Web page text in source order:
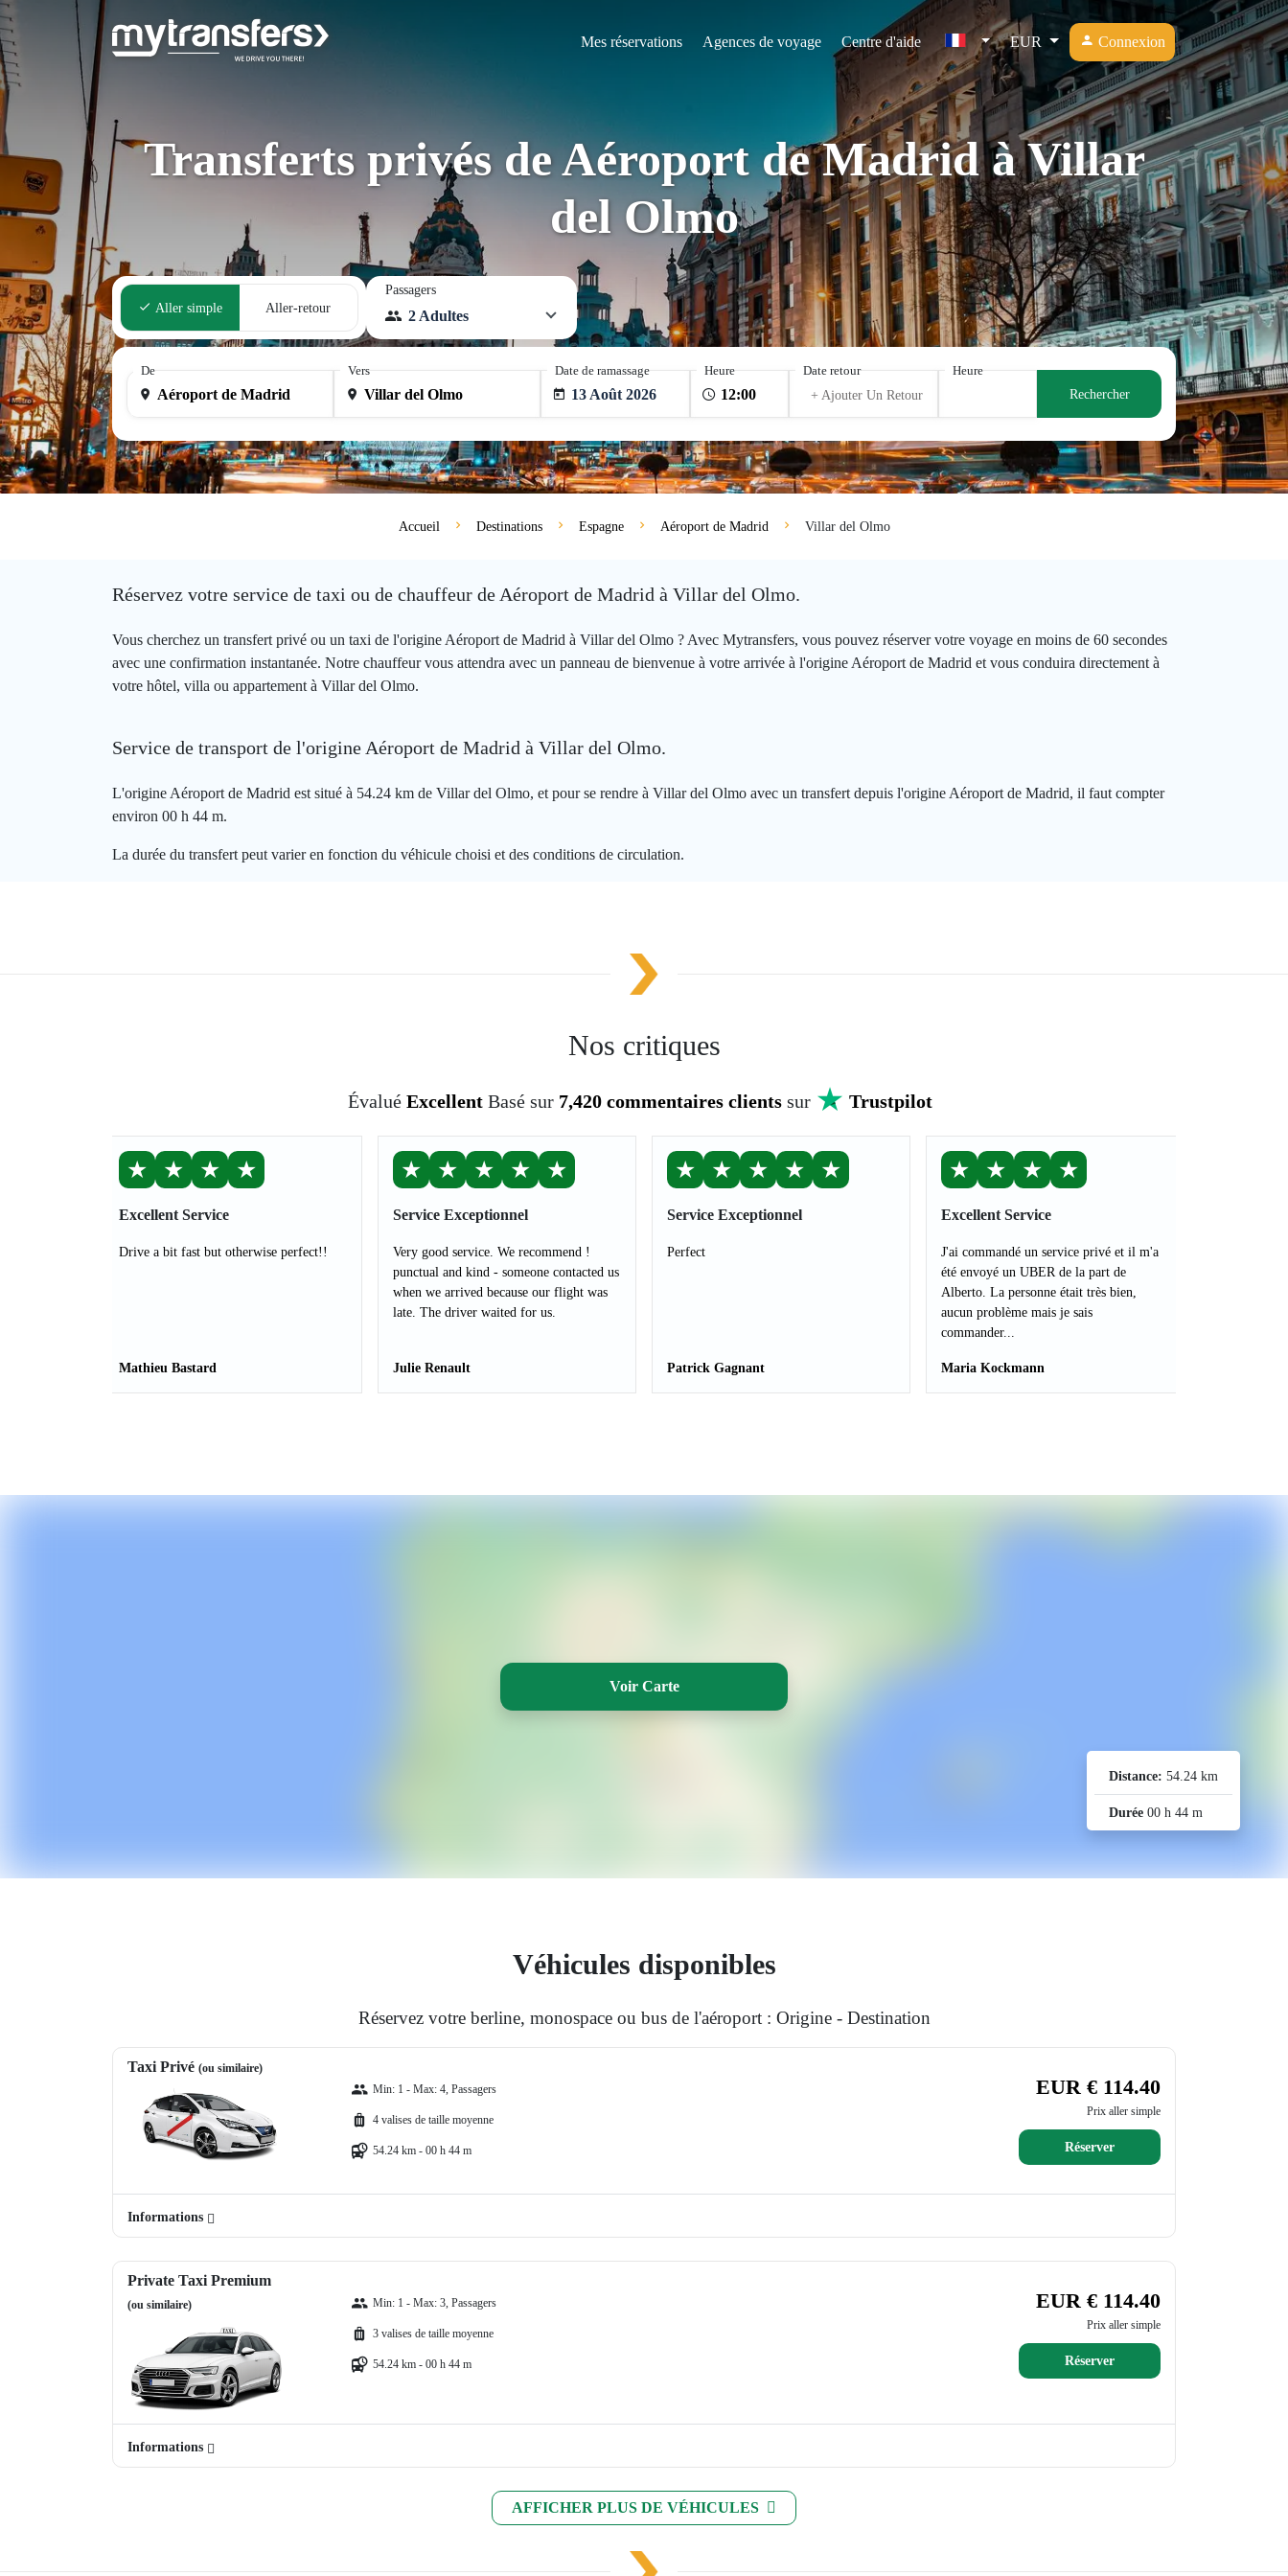
Mes réservations Agences de voyage Centre d'aide EUR Connexion
Transferts privés de Aéroport de Madrid à Villar
del Olmo
Aller simple Aller-retour
Passagers
2 Adultes
De Vers Date de ramassage
13 Août 2026
Heure
Date retour
+ Ajouter Un Retour
Heure
Rechercher
Accueil Destinations Espagne Aéroport de Madrid Villar del Olmo
Réservez votre service de taxi ou de chauffeur de Aéroport de Madrid à Villar del Olmo.
Vous cherchez un transfert privé ou un taxi de l'origine Aéroport de Madrid à Villar del Olmo ? Avec Mytransfers, vous pouvez réserver votre voyage en moins de 60 secondes
avec une confirmation instantanée. Notre chauffeur vous attendra avec un panneau de bienvenue à votre arrivée à l'origine Aéroport de Madrid et vous conduira directement à
votre hôtel, villa ou appartement à Villar del Olmo.
Service de transport de l'origine Aéroport de Madrid à Villar del Olmo.
L'origine Aéroport de Madrid est situé à 54.24 km de Villar del Olmo, et pour se rendre à Villar del Olmo avec un transfert depuis l'origine Aéroport de Madrid, il faut compter
environ 00 h 44 m.
La durée du transfert peut varier en fonction du véhicule choisi et des conditions de circulation.
Nos critiques
Évalué Excellent Basé sur 7,420 commentaires clients sur Trustpilot
★ ★ ★ ★
Excellent Service
Drive a bit fast but otherwise perfect!!
Mathieu Bastard
★ ★ ★ ★ ★
Service Exceptionnel
Very good service. We recommend !
punctual and kind - someone contacted us
when we arrived because our flight was
late. The driver waited for us.
Julie Renault
★ ★ ★ ★ ★
Service Exceptionnel
Perfect
Patrick Gagnant
★ ★ ★ ★
Excellent Service
J'ai commandé un service privé et il m'a
été envoyé un UBER de la part de
Alberto. La personne était très bien,
aucun problème mais je sais
commander...
Maria Kockmann
Voir Carte
Distance: 54.24 km
Durée 00 h 44 m
Véhicules disponibles
Réservez votre berline, monospace ou bus de l'aéroport : Origine - Destination
Taxi Privé (ou similaire)
Min: 1 - Max: 4, Passagers
4 valises de taille moyenne
54.24 km - 00 h 44 m
EUR € 114.40
Prix aller simple
Réserver
Informations
Private Taxi Premium
(ou similaire) Min: 1 - Max: 3, Passagers
3 valises de taille moyenne
54.24 km - 00 h 44 m
EUR € 114.40
Prix aller simple
Réserver
Informations
AFFICHER PLUS DE VÉHICULES